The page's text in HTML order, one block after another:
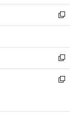
ウ
で
開
ン
ド
ウ
開
く
ウ
ィ
ン
ウ
で
開
く
し
い
ウ
ン
ド
ウ
で
新
し
ウ
ィ
ン
ド
開
新
し
い
ン
新
ウ